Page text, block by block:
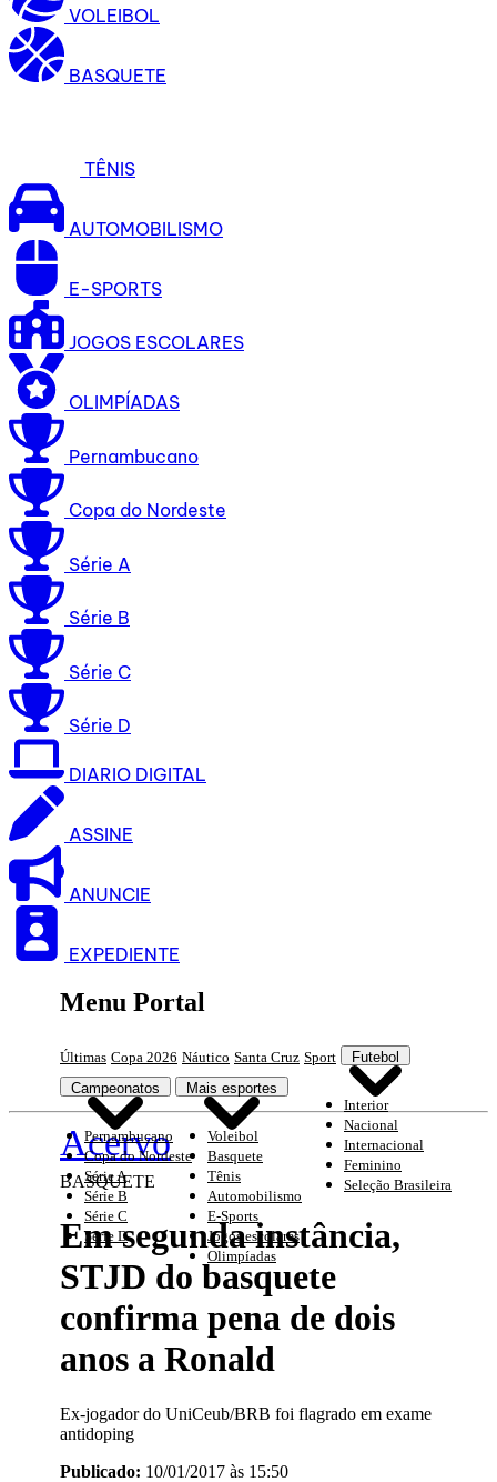
VOLEIBOL
BASQUETE
TÊNIS
AUTOMOBILISMO
E-SPORTS
JOGOS ESCOLARES
OLIMPÍADAS
Pernambucano
Copa do Nordeste
Série A
Série B
Série C
Série D
DIARIO DIGITAL
ASSINE
ANUNCIE
EXPEDIENTE
Menu Portal
Últimas Copa 2026 Náutico Santa Cruz Sport Futebol
Interior
Nacional
Internacional
Feminino
Seleção Brasileira
Campeonatos
Pernambucano
Copa do Nordeste
Série A
Série B
Série C
Série D
Mais esportes
Voleibol
Basquete
Tênis
Automobilismo
E-Sports
Jogos escolares
Olimpíadas
Acervo
BASQUETE
Em segunda instância,
STJD do basquete
confirma pena de dois
anos a Ronald
Ex-jogador do UniCeub/BRB foi flagrado em exame
antidoping
Publicado: 10/01/2017 às 15:50